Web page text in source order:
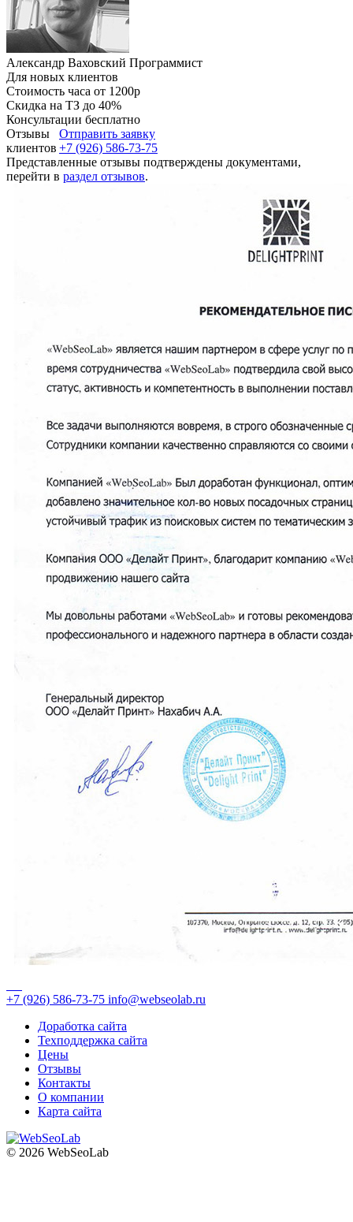
Александр Ваховский Программист
Для новых клиентов
Стоимость часа от 1200р
Скидка на ТЗ до 40%
Консультации бесплатно
Отправить заявку
+7 (926) 586-73-75
Отзывы
клиентов
Представленные отзывы подтверждены документами,
перейти в раздел отзывов.
+7 (926) 586-73-75 info@webseolab.ru
Доработка сайта
Техподдержка сайта
Цены
Отзывы
Контакты
О компании
Карта сайта
© 2026 WebSeoLab